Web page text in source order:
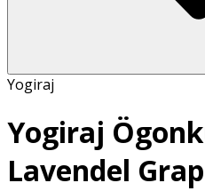
Yogiraj
Yogiraj
Lavendel